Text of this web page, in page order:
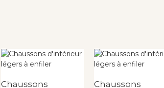
Chaussons
Chaussons